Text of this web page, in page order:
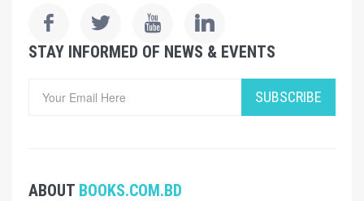
STAY INFORMED OF NEWS & EVENTS
SUBSCRIBE
ABOUT BOOKS.COM.BD